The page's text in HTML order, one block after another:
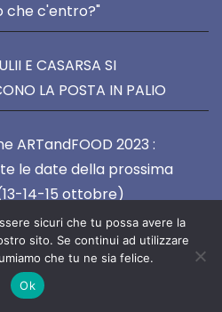
che c'entro?"
E CASARSA SI
LA POSTA IN PALIO
ARTandFOOD 2023 :
le date della prossima
14-15 ottobre)
sicuri che tu possa avere la
sito. Se continui ad utilizzare
che tu ne sia felice.
Ok